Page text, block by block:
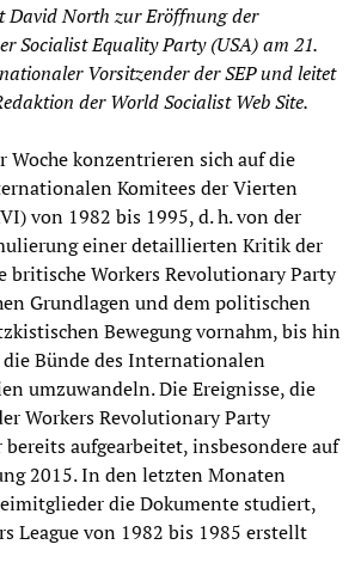
David North zur Eröffnung der
Socialist Equality Party (USA) am 21.
Vorsitzender der SEP und leitet
der World Socialist Web Site.
Woche konzentrieren sich auf die
Komitees der Vierten
von 1982 bis 1995, d. h. von der
einer detaillierten Kritik der
britische Workers Revolutionary Party
Grundlagen und dem politischen
Bewegung vornahm, bis hin
die Bünde des Internationalen
umzuwandeln. Die Ereignisse, die
Workers Revolutionary Party
aufgearbeitet, insbesondere auf
2015. In den letzten Monaten
die Dokumente studiert,
League von 1982 bis 1985 erstellt